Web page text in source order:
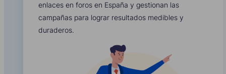
enlaces en foros en España y gestionan las
campañas para lograr resultados medibles y
duraderos.